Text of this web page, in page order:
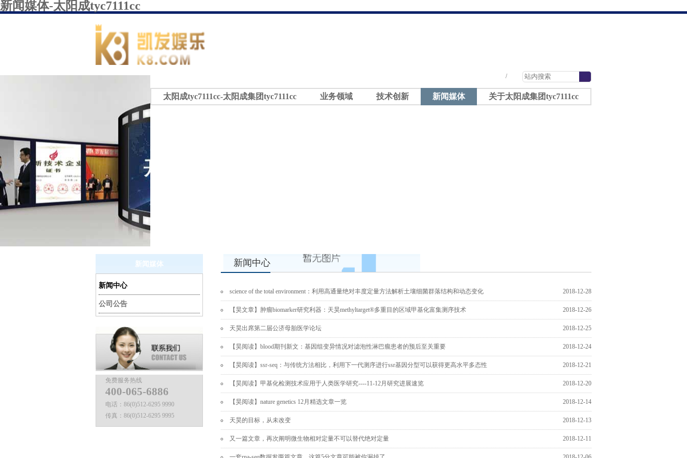
新闻媒体-太阳成tyc7111cc
/
太阳成tyc7111cc-太阳成集团tyc7111cc 业务领域 技术创新 新闻媒体 关于太阳成集团tyc7111cc
新闻媒体
新闻中心
公司公告
免费服务热线
400-065-6886
电话： 86(0)512-6295 9990
传真： 86(0)512-6295 9995
新闻中心
science of the total environment：利用高通量绝对丰度定量方法解析土壤细菌群落结构和动态变化 2018-12-28
【昊文章】肿瘤biomarker研究利器：天昊methyltarget®多重目的区域甲基化富集测序技术 2018-12-26
天昊出席第二届公济母胎医学论坛 2018-12-25
【昊阅读】blood期刊新文：基因组变异情况对滤泡性淋巴瘤患者的预后至关重要 2018-12-24
【昊阅读】ssr-seq：与传统方法相比，利用下一代测序进行ssr基因分型可以获得更高水平多态性 2018-12-21
【昊阅读】甲基化检测技术应用于人类医学研究----11-12月研究进展速览 2018-12-20
【昊阅读】nature genetics 12月精选文章一览 2018-12-14
天昊的目标，从未改变 2018-12-13
又一篇文章，再次阐明微生物相对定量不可以替代绝对定量 2018-12-11